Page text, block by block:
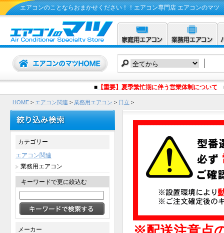
エアコンのことならおまかせください！！エアコン専門店 エアコンのマツ
■【重要】夏季繁忙期に伴う営業体制について
HOME > エアコン関連 > 業務用エアコン > 日立 >
RPV-GP63RSH6(RPV-GP63RSH5の後継機種) 2.5馬力相当 シングル ペア[1対1]送
カテゴリー
エアコン関連
業務用エアコン
キーワードで更に絞込む
メーカー